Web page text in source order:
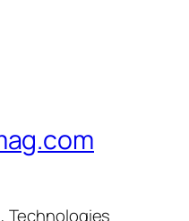
Technologies